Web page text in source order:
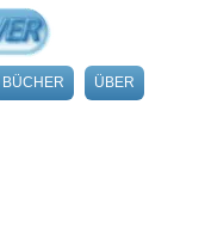
BÜCHER ÜBER